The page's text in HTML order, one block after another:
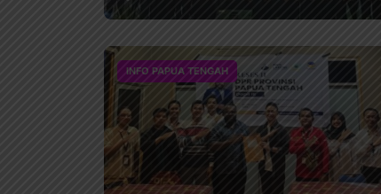
INFO PAPUA TENGAH